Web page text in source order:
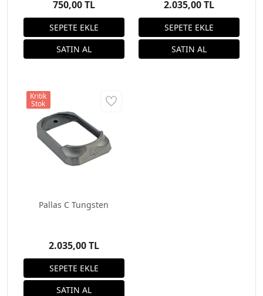
750,00 TL 2.035,00 TL
Pallas C Tungsten
2.035,00 TL
Kritik
Stok